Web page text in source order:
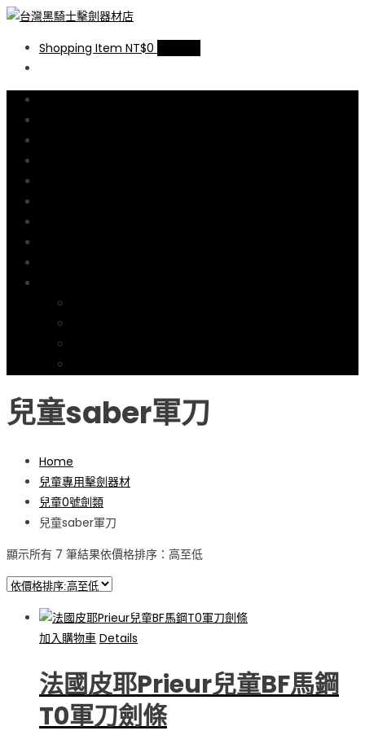
台灣黑騎士擊劍器材店
提供專業FENCING擊劍器材,擊劍器材報價,西洋劍設備,軍刀,鈍劍,銳劍,花
劍,佩劍,重劍,佩件,面罩,劍擊袋,劍擊車,周邊商品販售和售後服務.
Shopping Item NT$0
兒童saber軍刀
Home
兒童專用擊劍器材
兒童0號劍類
兒童saber軍刀
顯示所有 7 筆結果依價格排序：高至低
加入購物車 Details
法國皮耶Prieur兒童BF馬鋼
T0軍刀劍條